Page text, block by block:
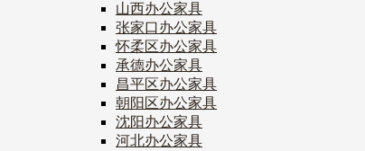
山西办公家具
张家口办公家具
怀柔区办公家具
承德办公家具
昌平区办公家具
朝阳区办公家具
沈阳办公家具
河北办公家具